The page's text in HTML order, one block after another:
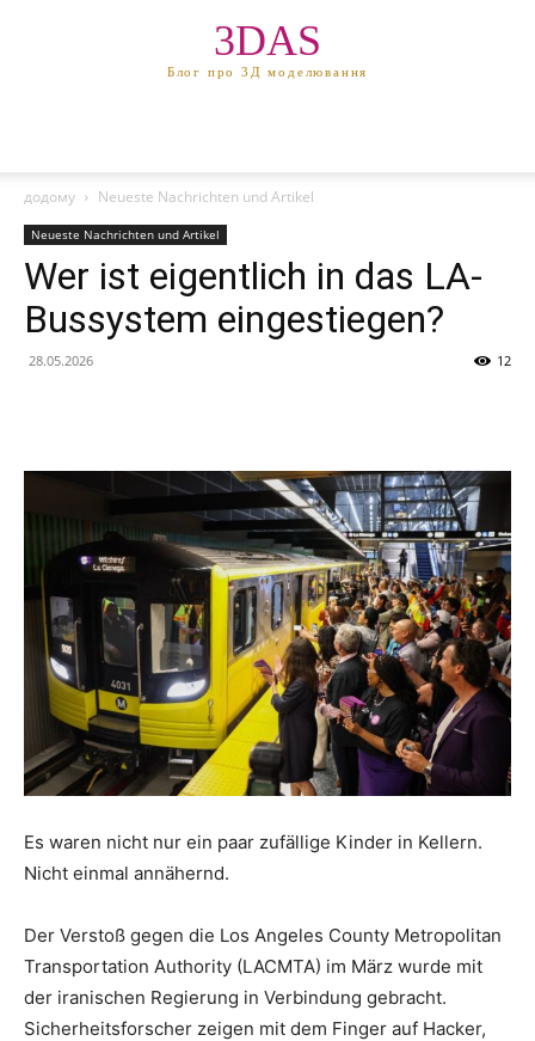
3DAS
Блог про 3Д моделювання
додому Neueste Nachrichten und Artikel
Neueste Nachrichten und Artikel
Wer ist eigentlich in das LA-
Bussystem eingestiegen?
28.05.2026 12
Es waren nicht nur ein paar zufällige Kinder in Kellern.
Nicht einmal annähernd.
Der Verstoß gegen die Los Angeles County Metropolitan
Transportation Authority (LACMTA) im März wurde mit
der iranischen Regierung in Verbindung gebracht.
Sicherheitsforscher zeigen mit dem Finger auf Hacker,